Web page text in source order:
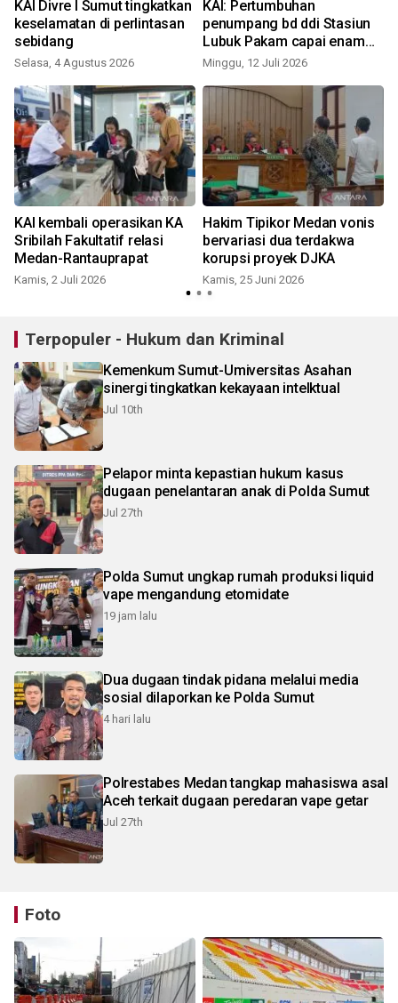
KAI Divre I Sumut tingkatkan
keselamatan di perlintasan
sebidang
Selasa, 4 Agustus 2026
KAI: Pertumbuhan
penumpang bd ddi Stasiun
Lubuk Pakam capai enam
persen
Minggu, 12 Juli 2026
KAI kembali operasikan KA
Sribilah Fakultatif relasi
Medan-Rantauprapat
Kamis, 2 Juli 2026
Hakim Tipikor Medan vonis
bervariasi dua terdakwa
korupsi proyek DJKA
Kamis, 25 Juni 2026
Terpopuler - Hukum dan Kriminal
Kemenkum Sumut-Umiversitas Asahan
sinergi tingkatkan kekayaan intelktual
Jul 10th
Pelapor minta kepastian hukum kasus
dugaan penelantaran anak di Polda Sumut
Jul 27th
Polda Sumut ungkap rumah produksi liquid
vape mengandung etomidate
19 jam lalu
Dua dugaan tindak pidana melalui media
sosial dilaporkan ke Polda Sumut
4 hari lalu
Polrestabes Medan tangkap mahasiswa asal
Aceh terkait dugaan peredaran vape getar
Jul 27th
Foto